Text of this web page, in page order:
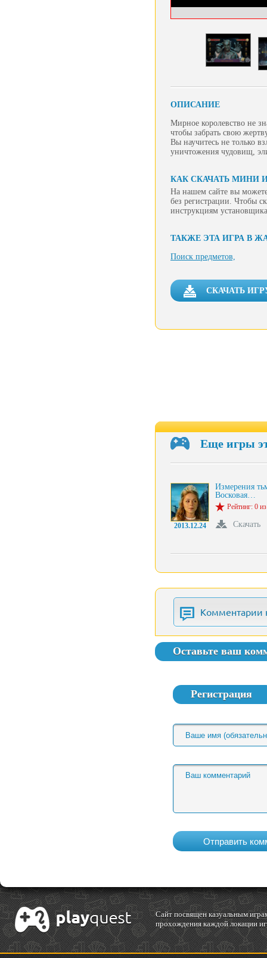
ОПИСАНИЕ
Мирное королевство не
чтобы забрать свою
Вы научитесь не только
уничтожения чудовищ,
КАК СКАЧАТЬ МИНИ
На нашем сайте вы
без регистрации. Чтобы
инструкциям
ТАКЖЕ ЭТА ИГРА В
Поиск предметов,
СКАЧАТЬ
Еще игры
2013.12.24
Измерения
Восковая…
Рейтинг: 0
Скачать
Комментарии
Оставьте ваш
Регистрация
Cайт посвящен казуальным
прохождения каждой локации